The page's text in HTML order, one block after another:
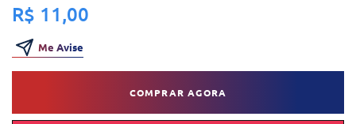
R$ 11,00
Me Avise
COMPRAR AGORA